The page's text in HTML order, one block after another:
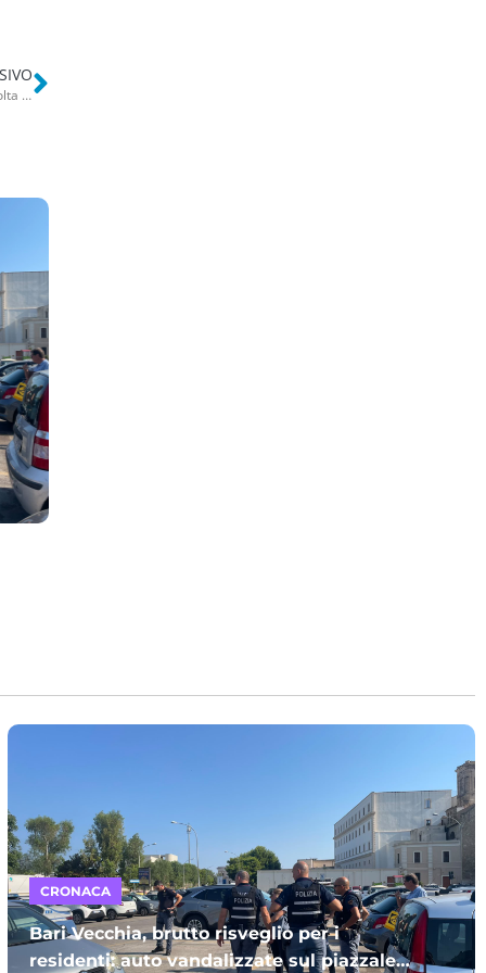
Bari, in fiamme la pizzeria Pizza e Core a Carbonara: è la seconda volta in 8 mesi. Ipotesi dolo
CRONACA
Bari Vecchia, brutto risveglio per i
residenti: auto vandalizzate sul piazzale